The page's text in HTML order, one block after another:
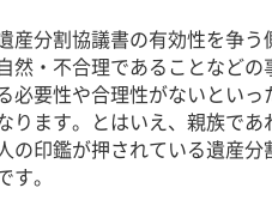
産分割協議書の有効性を争う
然・不合理であることなど
必要性や合理性がないとい
ります。とはいえ、親族で
の印鑑が押されている遺産
す。